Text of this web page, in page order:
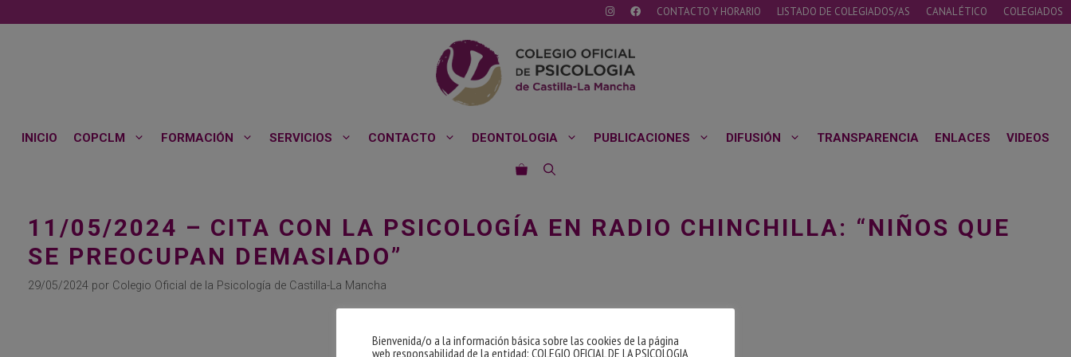
al
CONTACTO Y HORARIO LISTADO DE COLEGIADOS/AS CANAL ÉTICO COLEGIADOS
INICIO COPCLM FORMACIÓN SERVICIOS CONTACTO DEONTOLOGIA PUBLICACIONES DIFUSIÓN TRANSPARENCIA ENLACES VIDEOS
11/05/2024 – CITA CON LA PSICOLOGÍA EN RADIO CHINCHILLA: “NIÑOS QUE
SE PREOCUPAN DEMASIADO”
29/05/2024 por Colegio Oficial de la Psicología de Castilla-La Mancha
Bienvenida/o a la información básica sobre las cookies de la página
web responsabilidad de la entidad: COLEGIO OFICIAL DE LA PSICOLOGIA